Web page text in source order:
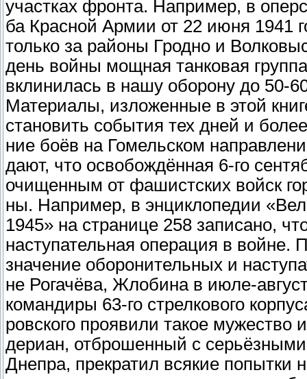
участках фронта. Например, в
ба Красной Армии от 22 июня 1941
только за районы Гродно и
день войны мощная танковая
вклинилась в нашу оборону до 50-
Материалы, изложенные в этой
становить события тех дней и
ние боёв на Гомельском
дают, что освобождённая 6-го
очищенным от фашистских войск
ны. Например, в энциклопедии
1945» на странице 258 записано,
наступательная операция в войне.
значение оборонительных и
не Рогачёва, Жлобина в июле-
командиры 63-го стрелкового
ровского проявили такое мужество
дериан, отброшенный с
Днепра, прекратил всякие попытки